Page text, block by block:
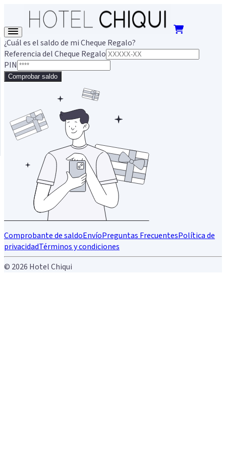
¿Cuál es el saldo de mi Cheque Regalo?
Referencia del Cheque Regalo
PIN
Comprobar saldo
Comprobante de saldoEnvíoPreguntas FrecuentesPolítica de
privacidadTérminos y condiciones
© 2026 Hotel Chiqui